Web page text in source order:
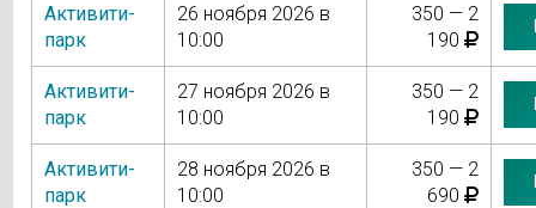
Активити-
парк
26 ноября 2026 в
10:00
350 — 2
190
Активити-
парк
27 ноября 2026 в
10:00
350 — 2
190
Активити-
парк
28 ноября 2026 в
10:00
350 — 2
690